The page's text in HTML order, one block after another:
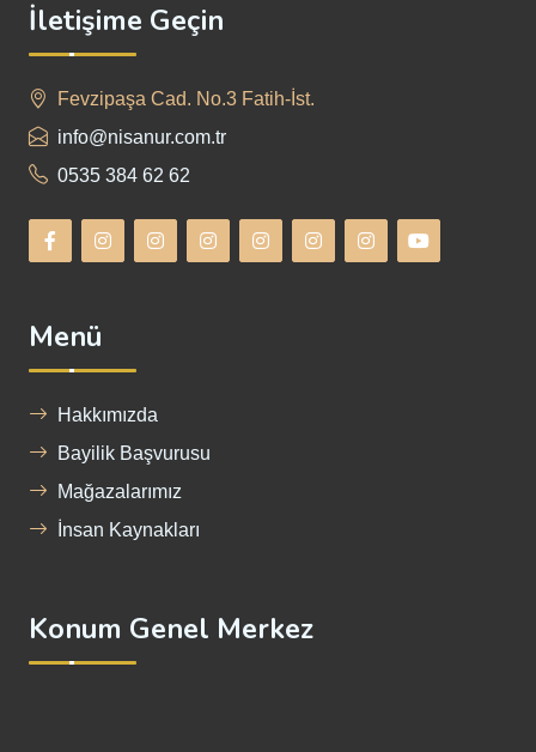
İletişime Geçin
Fevzipaşa Cad. No.3 Fatih-İst.
info@nisanur.com.tr
0535 384 62 62
Menü
Hakkımızda
Bayilik Başvurusu
Mağazalarımız
İnsan Kaynakları
Konum Genel Merkez